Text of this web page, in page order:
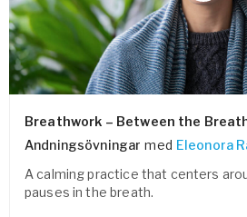
Breathwork – Between the
Andningsövningar med Eleonora
A calming practice that centers
pauses in the breath.